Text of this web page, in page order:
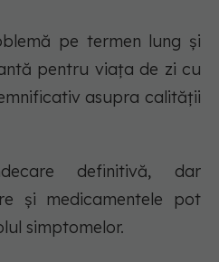
pe termen lung și
pentru viața de zi cu
asupra calității
definitivă, dar
și medicamentele pot
simptomelor.